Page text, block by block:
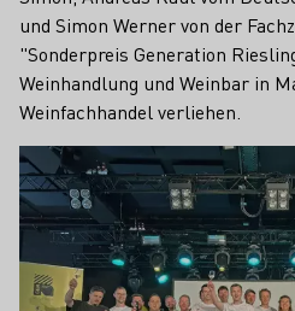
und Simon Werner von der
"Sonderpreis Generation
Weinhandlung und Weinbar in
Weinfachhandel verliehen.
Mehr erfahren